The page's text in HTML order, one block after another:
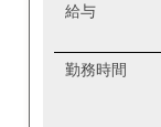
給与
勤務時間